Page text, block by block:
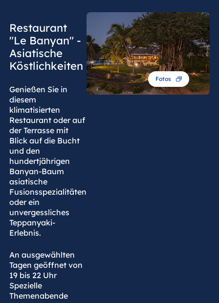
Restaurant
"Le Banyan" -
Asiatische
Köstlichkeiten
Genießen Sie in
diesem
klimatisierten
Restaurant oder auf
der Terrasse mit
Blick auf die Bucht
und den
hundertjährigen
Banyan-Baum
asiatische
Fusionsspezialitäten
oder ein
unvergessliches
Teppanyaki-
Erlebnis.
An ausgewählten
Tagen geöffnet von
19 bis 22 Uhr
Spezielle
Themenabende
Fotos